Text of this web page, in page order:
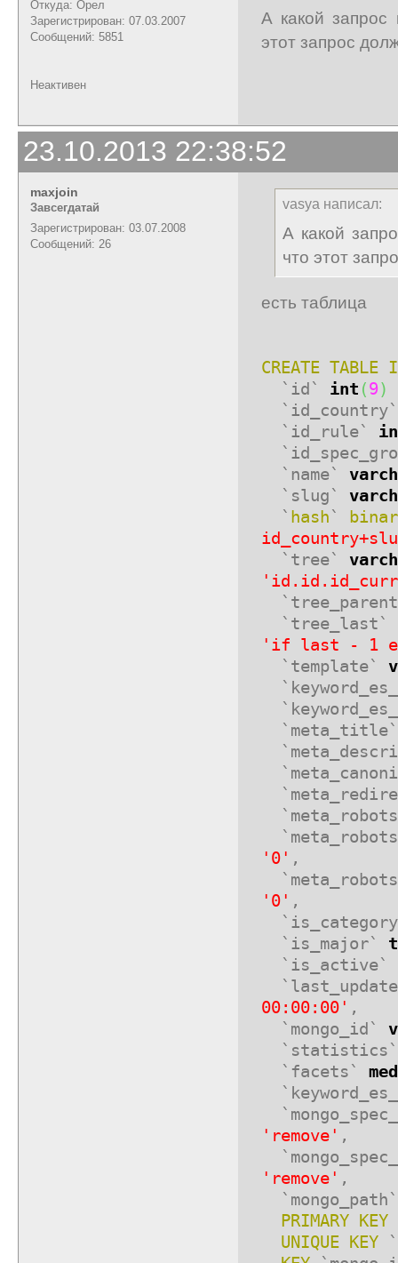
Откуда: Орел
Зарегистрирован: 07.03.2007
Сообщений: 5851
А какой запрос
этот запрос
Неактивен
23.10.2013 22:38:52
maxjoin
Завсегдатай
Зарегистрирован: 03.07.2008
Сообщений: 26
vasya написал:
А какой
что этот
есть таблица
CREATE TABLE
`id` int (9)
`id_rule`
`name`
`slug`
` hash`
`tree`
`tree_last`
'if last - 1
`template`
'0' ,
'0' ,
`is_major`
`is_active`
00:00:00' ,
`mongo_id`
`facets`
'remove' ,
'remove' ,
PRIMARY KEY
UNIQUE KEY `